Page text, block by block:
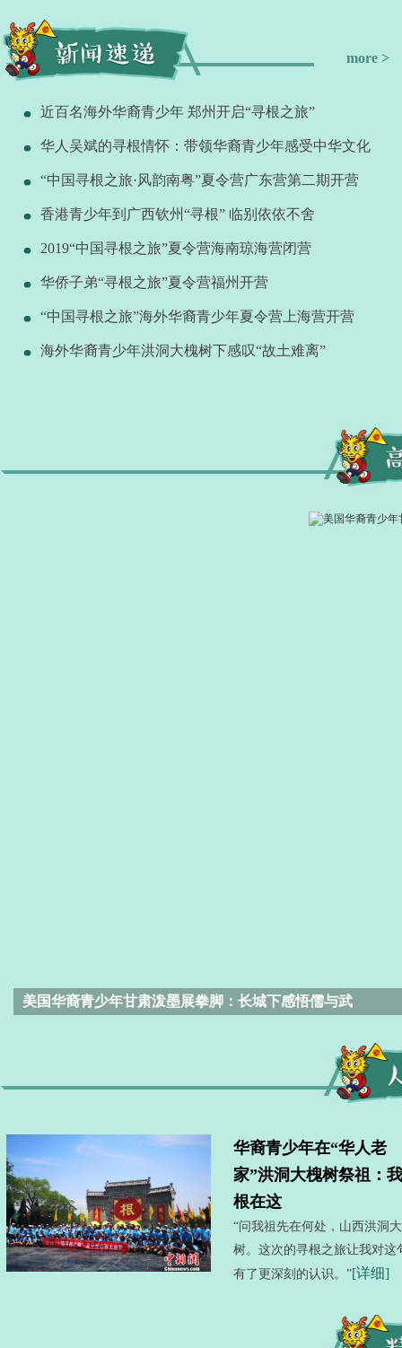
近百名海外华裔青少年 郑州开启“寻根之旅”
华人吴斌的寻根情怀：带领华裔青少年感受中华文化
“中国寻根之旅·风韵南粤”夏令营广东营第二期开营
香港青少年到广西钦州“寻根” 临别依依不舍
2019“中国寻根之旅”夏令营海南琼海营闭营
华侨子弟“寻根之旅”夏令营福州开营
“中国寻根之旅”海外华裔青少年夏令营上海营开营
海外华裔青少年洪洞大槐树下感叹“故土难离”
more >
美国华裔青少年甘肃泼墨展拳脚：长城下感悟儒与武
华裔青少年在“华人老
家”洪洞大槐树祭祖：
根在这
“问我祖先在何处，山西洪洞
树。这次的寻根之旅让我对这
有了更深刻的认识。”[详细]